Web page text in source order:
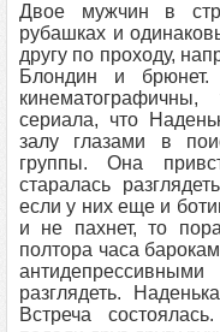
Двое мужчин в
рубашках и
другу по проходу,
Блондин и брюнет.
сериала, что
залу глазами в
группы. Она
старалась
если у них еще и
и не пахнет, то
полтора часа
разглядеть.
Встреча